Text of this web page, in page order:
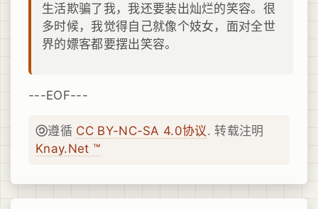
生活欺骗了我，我还要装出灿烂的笑容。很
多时候，我觉得自己就像个妓女，面对全世
界的嫖客都要摆出笑容。
---EOF---
遵循 CC BY-NC-SA 4.0协议. 转载注明
Knay.Net ™